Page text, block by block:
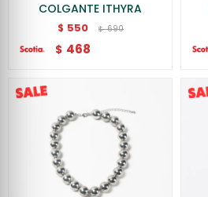
COLGANTE ITHYRA
$ 550 $ 690
$ 468